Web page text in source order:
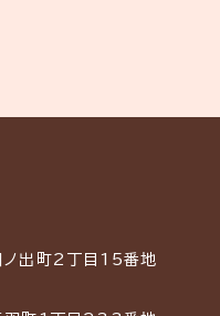
ノ出町2丁目15番地